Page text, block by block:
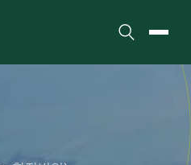
검색 메뉴